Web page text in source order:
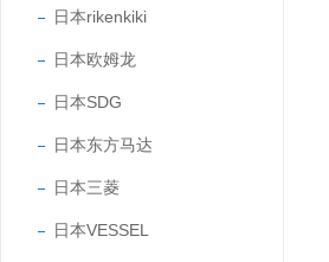
日本rikenkiki
日本欧姆龙
日本SDG
日本东方马达
日本三菱
日本VESSEL